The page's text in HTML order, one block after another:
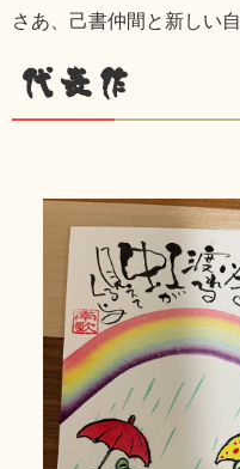
さあ、己書仲間と新しい
代表作